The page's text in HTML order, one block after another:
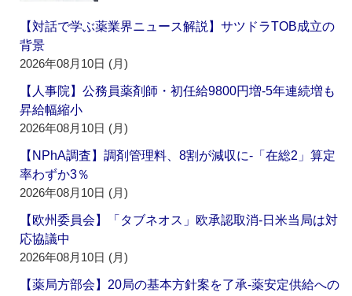
【対話で学ぶ薬業界ニュース解説】サツドラTOB成立の
背景
2026年08月10日 (月)
【人事院】公務員薬剤師・初任給9800円増‐5年連続増も
昇給幅縮小
2026年08月10日 (月)
【NPhA調査】調剤管理料、8割が減収に‐「在総2」算定
率わずか3％
2026年08月10日 (月)
【欧州委員会】「タブネオス」欧承認取消‐日米当局は対
応協議中
2026年08月10日 (月)
【薬局方部会】20局の基本方針案を了承‐薬安定供給への